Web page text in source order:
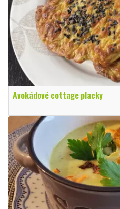
Avokádové cottage placky